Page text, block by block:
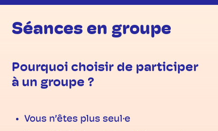
Séances en groupe
Pourquoi choisir de participer
à un groupe ?
Vous n’êtes plus seul·e